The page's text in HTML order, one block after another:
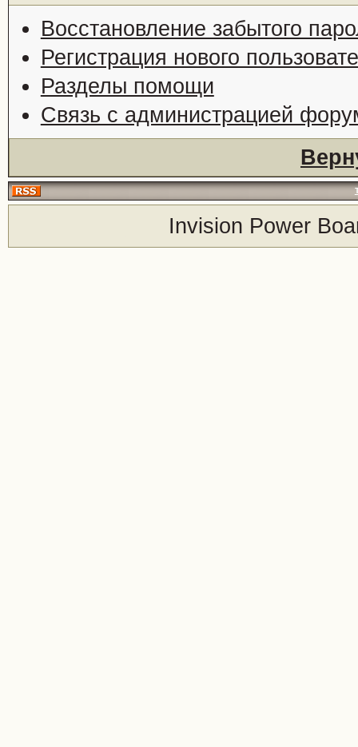
Восстановление забытого
Регистрация нового
Разделы помощи
Связь с администрацией
Invision Power